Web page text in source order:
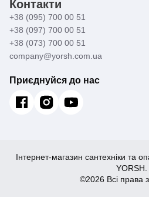
Контакти
+38 (095) 700 00 51
+38 (097) 700 00 51
+38 (073) 700 00 51
company@yorsh.com.ua
Приєднуйся до нас
Інтернет-магазин сантехніки та
YORSH.
©2026 Всі права